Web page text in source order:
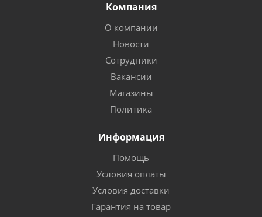
Компания
О компании
Новости
Сотрудники
Вакансии
Магазины
Политика
Информация
Помощь
Условия оплаты
Условия доставки
Гарантия на товар